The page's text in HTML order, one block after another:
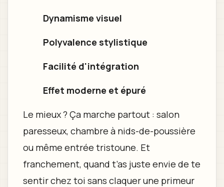
Dynamisme visuel
Polyvalence stylistique
Facilité d'intégration
Effet moderne et épuré
Le mieux ? Ça marche partout : salon
paresseux, chambre à nids-de-poussière
ou même entrée tristoune. Et
franchement, quand t’as juste envie de te
sentir chez toi sans claquer une primeur